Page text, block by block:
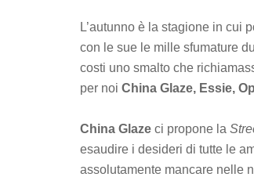
L’autunno è la stagione in cui
con le sue le mille sfumature
costi uno smalto che
per noi China Glaze, Essie,
China Glaze ci propone la
esaudire i desideri di tutte le
assolutamente mancare nelle